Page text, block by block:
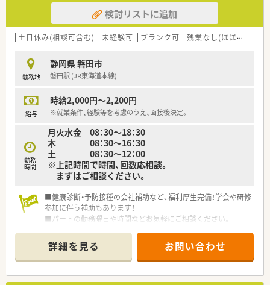
検討リストに追加
土日休み(相談可含む) 未経験可 ブランク可 残業なし(ほぼなし含む)
勤務地
静岡県 磐田市
磐田駅 (JR東海道本線)
給与
時給2,000円～2,200円
※就業条件、経験等を考慮のうえ、面接後決定。
勤務
時間
月火水金 08：30～18：30
木 08：30～16：30
土 08：30～12：00
※上記時間で時間、回数応相談。
まずはご相談ください。
■健康診断・予防接種の会社補助など、福利厚生完備！学会や研修
参加に伴う補助もあります！
■パートの勤務曜日や時間などお気軽にご相談ください。
詳細を見る お問い合わせ